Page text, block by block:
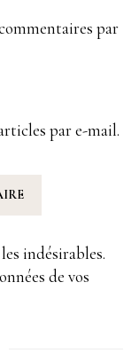
par
par e-mail.
indésirables.
de vos